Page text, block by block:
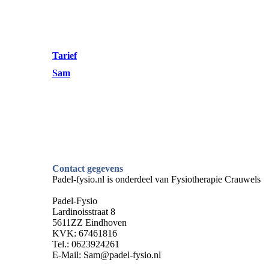
Tarief
Sam
Contact gegevens
Padel-fysio.nl is onderdeel van Fysiotherapie Crauwels
Padel-Fysio
Lardinoisstraat 8
5611ZZ Eindhoven
KVK: 67461816
Tel.: 0623924261
E-Mail: Sam@padel-fysio.nl